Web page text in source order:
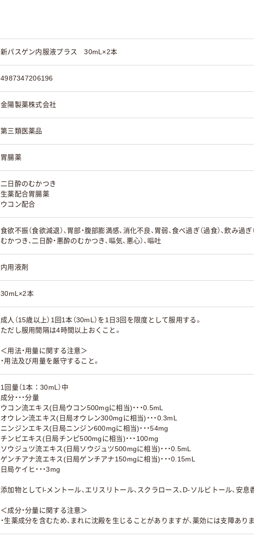
新パスゲン内服液プラス 30mL×2本
4987347206196
金陽製薬株式会社
第三類医薬品
胃腸薬
二日酔のむかつき
生薬配合胃腸薬
ウコン配合
食欲不振（食欲減退）、胃部・腹部膨満感、消化不良、胃弱、食べ過ぎ（過食）、飲み過
むかつき、二日酔・悪酔のむかつき、嘔気、悪心）、嘔吐
内用液剤
30mL×2本
成人（15歳以上）1回1本（30mL）を1日3回を限度として服用する。
ただし服用間隔は4時間以上おくこと。
＜用法・用量に関する注意＞
・用法及び用量を厳守すること。
1回量（1本：30mL）中
成分・・・分量
ウコン流エキス(日局ウコン500mgに相当)・・・0.5mL
オウレン流エキス(日局オウレン300mgに相当)・・・0.3mL
ニンジンエキス(日局ニンジン600mgに相当)・・・54mg
チンピエキス(日局チンピ500mgに相当)・・・100mg
ソウジュツ流エキス(日局ソウジュツ500mgに相当)・・・0.5mL
ゲンチアナ流エキス(日局ゲンチアナ150mgに相当)・・・0.15mL
日局ケイヒ・・・3mg
添加物としてl-メントール、エリスリトール、スクラロース、D-ソルビトール、安息
＜成分・分量に関する注意＞
・生薬成分を含むため、まれに沈殿を生じることがありますが、薬効には支障ありま